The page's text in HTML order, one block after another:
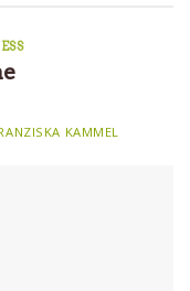
KAMMEL